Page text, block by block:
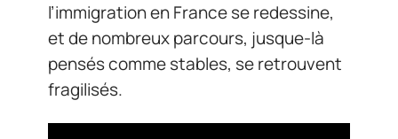
l’immigration en France se redessine,
et de nombreux parcours, jusque-là
pensés comme stables, se retrouvent
fragilisés.